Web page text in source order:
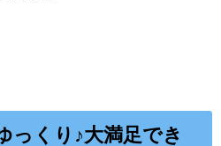
っくり♪大満足でき